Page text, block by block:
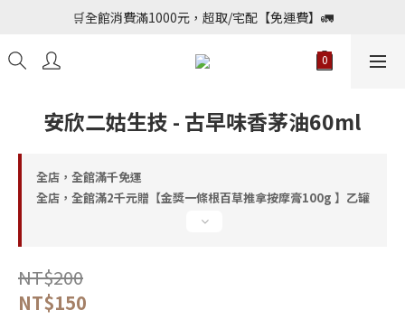
📢加入會員送購物金$150，勾選優惠通知不定期會員專屬好康
🛒全館消費滿1000元，超取/宅配【免運費】🚛
📢加入會員送購物金$150，勾選優惠通知不定期會員專屬好康
安欣二姑生技 - 古早味香茅油60ml
全店，全館滿千免運
全店，全館滿2千元贈【金獎一條根百草推拿按摩膏100g 】乙罐
NT$200
NT$150